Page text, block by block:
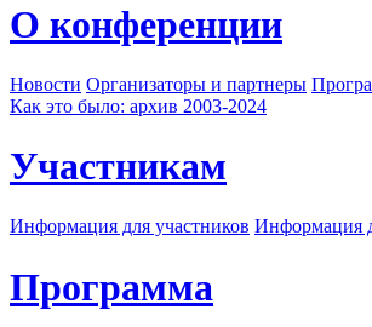
О конференции
Новости Организаторы и партнеры
Как это было: архив 2003-2024
Участникам
Информация для участников Информация
Программа